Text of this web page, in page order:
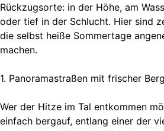
Rückzugsorte: in der Höhe, am
oder tief in der Schlucht. Hier sind
die selbst heiße Sommertage
machen.
1. Panoramastraßen mit frischer
Wer der Hitze im Tal entkommen
einfach bergauf, entlang einer der